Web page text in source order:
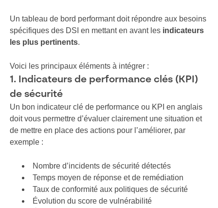
Un tableau de bord performant doit répondre aux besoins
spécifiques des DSI en mettant en avant les indicateurs
les plus pertinents.
Voici les principaux éléments à intégrer :
1. Indicateurs de performance clés (KPI)
de sécurité
Un bon indicateur clé de performance ou KPI en anglais
doit vous permettre d’évaluer clairement une situation et
de mettre en place des actions pour l’améliorer, par
exemple :
Nombre d’incidents de sécurité détectés
Temps moyen de réponse et de remédiation
Taux de conformité aux politiques de sécurité
Évolution du score de vulnérabilité